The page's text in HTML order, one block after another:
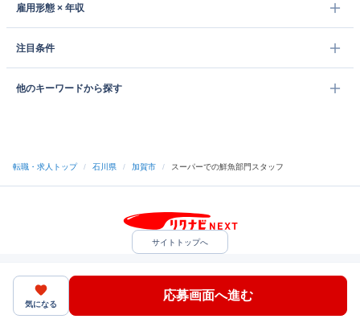
雇用形態 × 年収
注目条件
他のキーワードから探す
転職・求人トップ / 石川県 / 加賀市 / スーパーでの鮮魚部門スタッフ
気になる
応募画面へ進む
サイトトップへ
中途採用をご検討の企業様
ヘルプ・お問い合わせ
（C）Indeed Inc.